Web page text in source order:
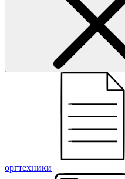
оргтехники